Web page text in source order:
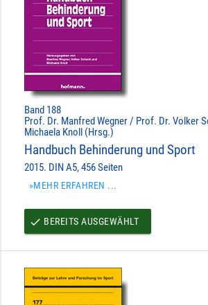
Band 188
Prof. Dr. Manfred Wegner / Prof. Dr. Volker
Michaela Knoll (Hrsg.)
Handbuch Behinderung und Sport
2015. DIN A5, 456 Seiten
»MEHR ERFAHREN ...
done BEREITS AUSGEWÄHLT